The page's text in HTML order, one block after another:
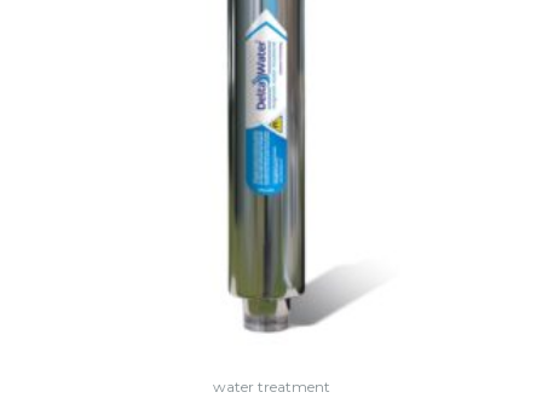
water treatment